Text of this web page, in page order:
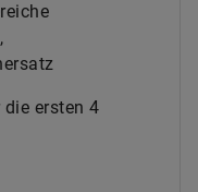
ersten 4